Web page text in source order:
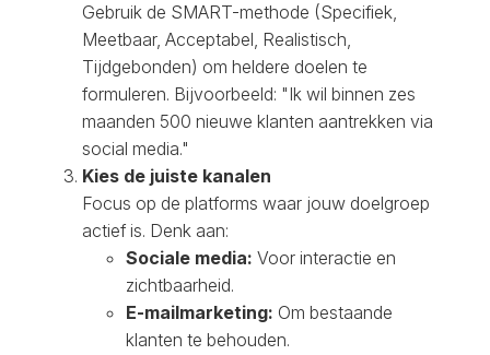
Gebruik de SMART-methode (Specifiek,
Meetbaar, Acceptabel, Realistisch,
Tijdgebonden) om heldere doelen te
formuleren. Bijvoorbeeld: "Ik wil binnen zes
maanden 500 nieuwe klanten aantrekken via
social media."
Kies de juiste kanalen
Focus op de platforms waar jouw doelgroep
actief is. Denk aan:
Sociale media: Voor interactie en
zichtbaarheid.
E-mailmarketing: Om bestaande
klanten te behouden.